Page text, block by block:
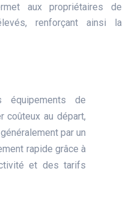
aux propriétaires de
renforçant ainsi la
équipements de
coûteux au départ,
par un
rapide grâce à
et des tarifs